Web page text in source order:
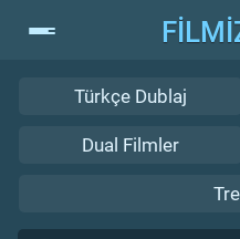
Türkçe Dublaj
Dual Filmler